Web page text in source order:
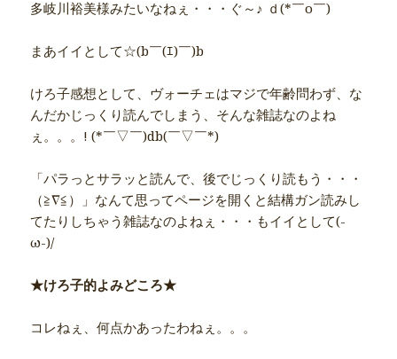
多岐川裕美様みたいなねぇ・・・ぐ～♪ ｄ(*￣o￣)
まあイイとして☆(b￣(ｴ)￣)b
けろ子感想として、ヴォーチェはマジで年齢問わず、な
んだかじっくり読んでしまう、そんな雑誌なのよね
ぇ。。。! (*￣▽￣)db(￣▽￣*)
「パラっとサラッと読んで、後でじっくり読もう・・・
（≧∇≦）」なんて思ってページを開くと結構ガン読みし
てたりしちゃう雑誌なのよねぇ・・・もイイとして(-
ω-)/
★けろ子的よみどころ★
コレねぇ、何点かあったわねぇ。。。